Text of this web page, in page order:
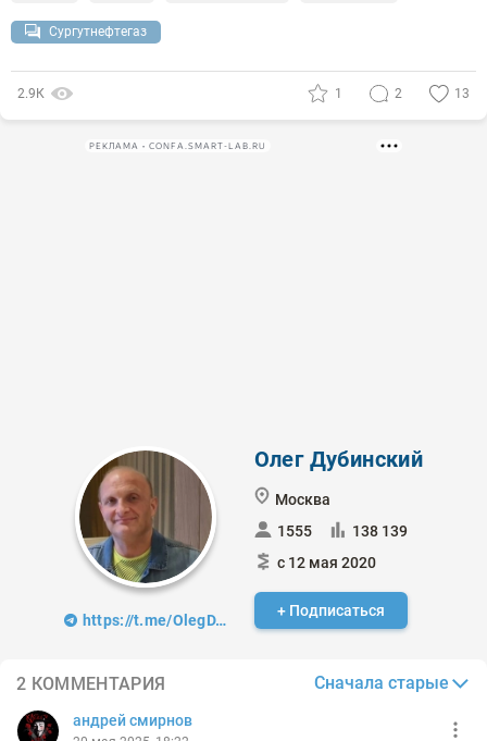
Сургутнефтегаз
2.9К 1 2 13
РЕКЛАМА • CONFA.SMART-LAB.RU
https://t.me/OlegDTrading
Олег Дубинский
Москва
1555
138 139
с 12 мая 2020
+ Подписаться
2 КОММЕНТАРИЯ Сначала старые
андрей смирнов